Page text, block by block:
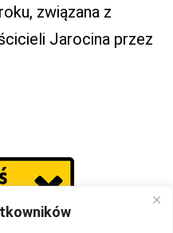
związana z
Jarocina przez